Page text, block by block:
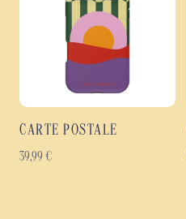
CARTE POSTALE
39,99 €